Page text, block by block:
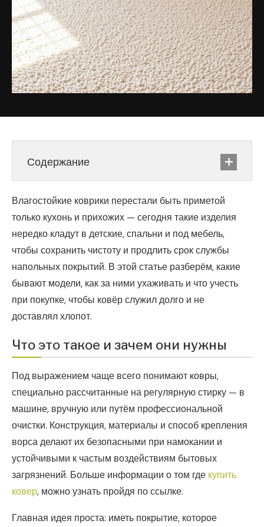
Содержание
Влагостойкие коврики перестали быть приметой
только кухонь и прихожих — сегодня такие изделия
нередко кладут в детские, спальни и под мебель,
чтобы сохранить чистоту и продлить срок службы
напольных покрытий. В этой статье разберём, какие
бывают модели, как за ними ухаживать и что учесть
при покупке, чтобы ковёр служил долго и не
доставлял хлопот.
Что это такое и зачем они нужны
Под выражением чаще всего понимают ковры,
специально рассчитанные на регулярную стирку — в
машине, вручную или путём профессиональной
очистки. Конструкция, материалы и способ крепления
ворса делают их безопасными при намокании и
устойчивыми к частым воздействиям бытовых
загрязнений. Больше информации о том где купить
ковер, можно узнать пройдя по ссылке.
Главная идея проста: иметь покрытие, которое